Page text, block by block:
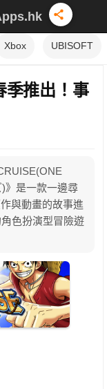
Xbox UBISOFT
季推出！事
》是一款一邊尋
與動畫的故事進
色扮演型冒險遊